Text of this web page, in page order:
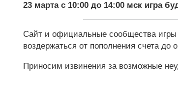
23 марта с 10:00 до 14:00мск игра
Сайт и официальные сообщества
воздержаться от пополнения счета до
Приносим извинения за возможные